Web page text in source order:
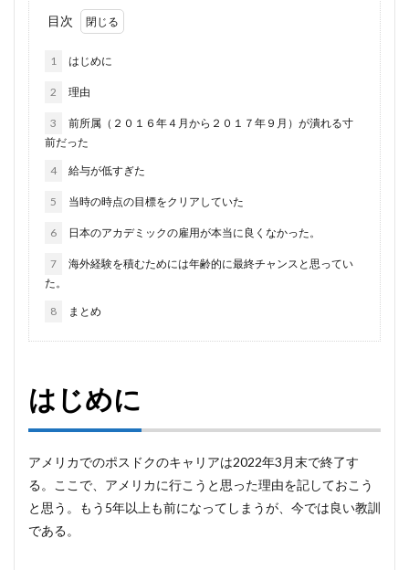
目次
1 はじめに
2 理由
3
前所属（２０１６年４月から２０１７年９月）が潰れる寸
前だった
4 給与が低すぎた
5 当時の時点の目標をクリアしていた
6 日本のアカデミックの雇用が本当に良くなかった。
7
海外経験を積むためには年齢的に最終チャンスと思ってい
た。
8 まとめ
はじめに
アメリカでのポスドクのキャリアは2022年3月末で終了す
る。ここで、アメリカに行こうと思った理由を記しておこう
と思う。もう5年以上も前になってしまうが、今では良い教訓
である。